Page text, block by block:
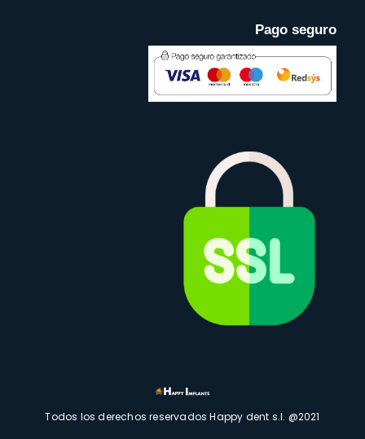
Pago seguro
Todos los derechos reservados Happy dent s.l. @2021